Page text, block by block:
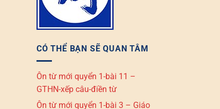
CÓ THỂ BẠN SẼ QUAN TÂM
Ôn từ mới quyển 1-bài 11 –
GTHN-xếp câu-điền từ
Ôn từ mới quyển 1-bài 3 – Giáo